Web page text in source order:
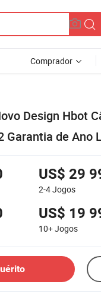
Comprador
Design Hbot
Garantia de Ano
US$ 29
2-4Jogos
US$ 19
10+Jogos